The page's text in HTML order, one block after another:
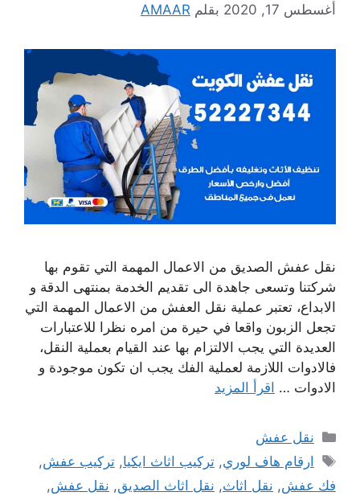
أغسطس 17, 2020 بقلم AMAAR
نقل عفش الصديق من الاعمال المهمة التي تقوم بها
شركتنا وتسعى جاهدة الى تقديم الخدمة بمنتهى الدقة و
الابداع، تعتبر عملية نقل العفش من الاعمال المهمة التي
تجعل الزبون واقعا في حيرة من امره نظرا للاعتبارات
العديدة التي يجب الالتزام بها عند القيام بعملية النقل،
فالادوات اللازمة لعملية الفك يجب ان تكون موجودة و
الادوات … اقرأ المزيد
التصنيفات
نقل عفش
الوسوم
ارقام هاف لوري,تركيب اثاث ايكيا,تركيب عفش,
فك عفش, نقل اثاث, نقل اثاث الصديق, نقل عفش,